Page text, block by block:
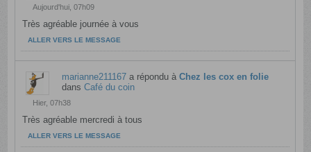
Aujourd'hui, 07h09
Très agréable journée à vous
ALLER VERS LE MESSAGE
marianne211167 a répondu àChez les cox en folie
dansCafé du coin
Hier, 07h38
Très agréable mercredi à tous
ALLER VERS LE MESSAGE